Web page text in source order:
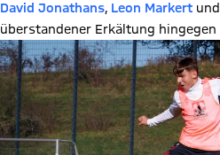
David Jonathans, Leon Markert und
überstandener Erkältung